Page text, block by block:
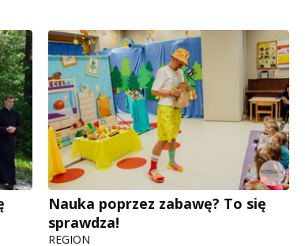
Nauka poprzez zabawę? To się
sprawdza!
REGION